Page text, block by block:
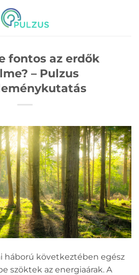
fontos az erdők
– Pulzus
háború következtében egész
szöktek az energiaárak. A